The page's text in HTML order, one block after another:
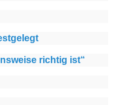
richtig ist“